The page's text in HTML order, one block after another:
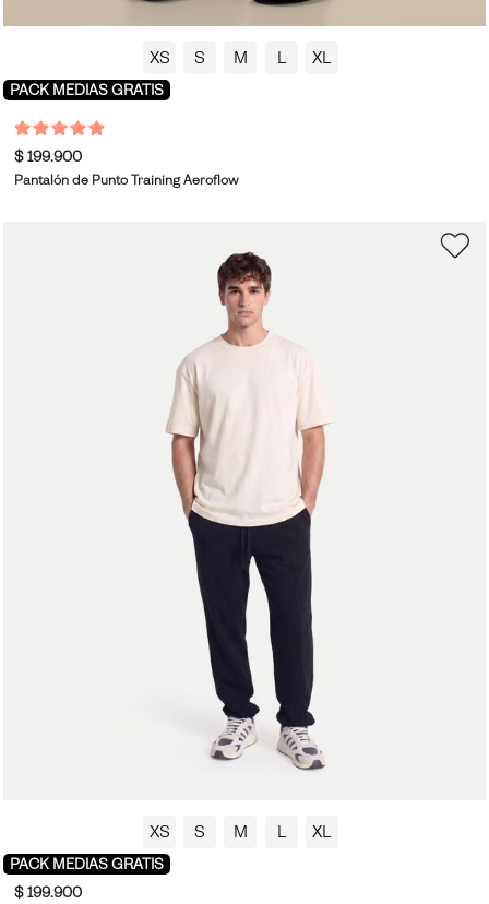
XS S M L XL
PACK MEDIAS GRATIS
$ 199.900
Pantalón de Punto Training Aeroflow
XS S M L XL
PACK MEDIAS GRATIS
$ 199.900